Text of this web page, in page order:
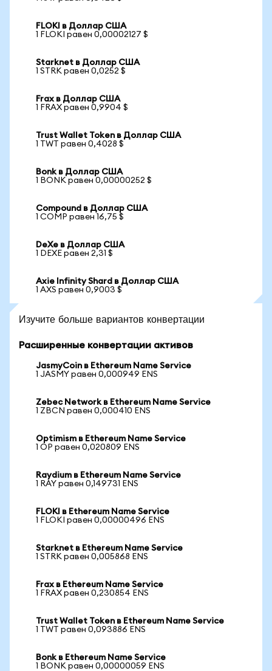
FLOKI в Доллар США
1 FLOKI равен 0,00002127 $
Starknet в Доллар США
1 STRK равен 0,0252 $
Frax в Доллар США
1 FRAX равен 0,9904 $
Trust Wallet Token в Доллар США
1 TWT равен 0,4028 $
Bonk в Доллар США
1 BONK равен 0,00000252 $
Compound в Доллар США
1 COMP равен 16,75 $
DeXe в Доллар США
1 DEXE равен 2,31 $
Axie Infinity Shard в Доллар США
1 AXS равен 0,9003 $
Изучите больше вариантов конвертации
Расширенные конвертации активов
JasmyCoin в Ethereum Name Service
1 JASMY равен 0,000949 ENS
Zebec Network в Ethereum Name Service
1 ZBCN равен 0,000410 ENS
Optimism в Ethereum Name Service
1 OP равен 0,020809 ENS
Raydium в Ethereum Name Service
1 RAY равен 0,149731 ENS
FLOKI в Ethereum Name Service
1 FLOKI равен 0,00000496 ENS
Starknet в Ethereum Name Service
1 STRK равен 0,005868 ENS
Frax в Ethereum Name Service
1 FRAX равен 0,230854 ENS
Trust Wallet Token в Ethereum Name Service
1 TWT равен 0,093886 ENS
Bonk в Ethereum Name Service
1 BONK равен 0,00000059 ENS